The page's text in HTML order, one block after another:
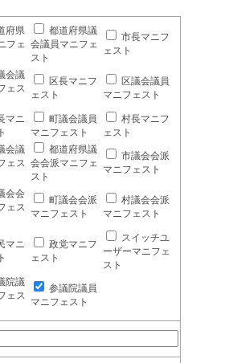
府県
フェ
都道府県議
会議員マニフェ
スト
市長マニフ
ェスト
会議
ェス
区長マニフ
ェスト
区議会議員
マニフェスト
マニ
町議会議員
マニフェスト
村長マニフ
ェスト
会議
ェス
都道府県議
会会派マニフェ
スト
市議会会派
マニフェスト
会会
ェス
町議会会派
マニフェスト
村議会会派
マニフェスト
マニ
政党マニフ
ェスト
スイッチユ
ーザーマニフェ
スト
院議
ェス
参議院議員
マニフェスト